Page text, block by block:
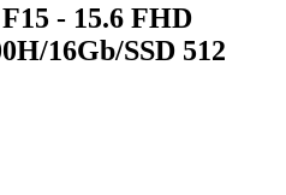
- 15.6 FHD
16Gb/SSD 512